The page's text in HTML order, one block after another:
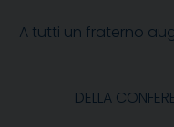
A tutti un fraterno
DELLA